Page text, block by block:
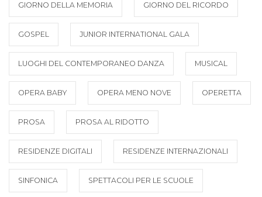
GIORNO DELLA MEMORIA GIORNO DEL RICORDO
GOSPEL JUNIOR INTERNATIONAL GALA
LUOGHI DEL CONTEMPORANEO DANZA MUSICAL
OPERA BABY OPERA MENO NOVE OPERETTA
PROSA PROSA AL RIDOTTO
RESIDENZE DIGITALI RESIDENZE INTERNAZIONALI
SINFONICA SPETTACOLI PER LE SCUOLE